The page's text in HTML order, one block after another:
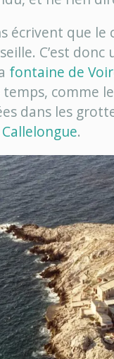
écrivent que le
C’est
fontaine de
comme
dans les
Callelongue.